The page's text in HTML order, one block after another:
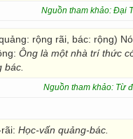
Nguồn tham khảo: Đại
rộng rãi, bác: rộng)
Ông là một nhà trí thức
bác.
Nguồn tham khảo: Từ
Học-vấn quảng-bác.